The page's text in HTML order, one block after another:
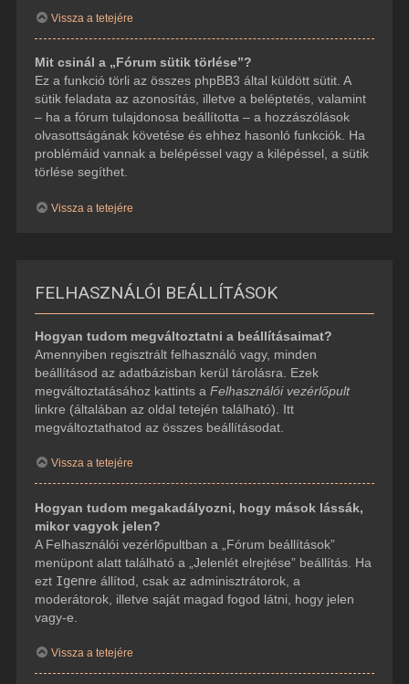
Vissza a tetejére
Mit csinál a „Fórum sütik törlése”?
Ez a funkció törli az összes phpBB3 által küldött sütit. A
sütik feladata az azonosítás, illetve a beléptetés, valamint
– ha a fórum tulajdonosa beállította – a hozzászólások
olvasottságának követése és ehhez hasonló funkciók. Ha
problémáid vannak a belépéssel vagy a kilépéssel, a sütik
törlése segíthet.
Vissza a tetejére
FELHASZNÁLÓI BEÁLLÍTÁSOK
Hogyan tudom megváltoztatni a beállításaimat?
Amennyiben regisztrált felhasználó vagy, minden
beállításod az adatbázisban kerül tárolásra. Ezek
megváltoztatásához kattints a Felhasználói vezérlőpult
linkre (általában az oldal tetején található). Itt
megváltoztathatod az összes beállításodat.
Vissza a tetejére
Hogyan tudom megakadályozni, hogy mások lássák,
mikor vagyok jelen?
A Felhasználói vezérlőpultban a „Fórum beállítások”
menüpont alatt található a „Jelenlét elrejtése” beállítás. Ha
ezt Igenre állítod, csak az adminisztrátorok, a
moderátorok, illetve saját magad fogod látni, hogy jelen
vagy-e.
Vissza a tetejére